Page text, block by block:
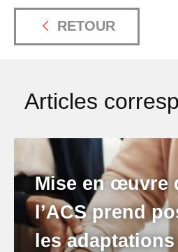
RETOUR
Articles
Mise en œuvre
l’ACS prend
les